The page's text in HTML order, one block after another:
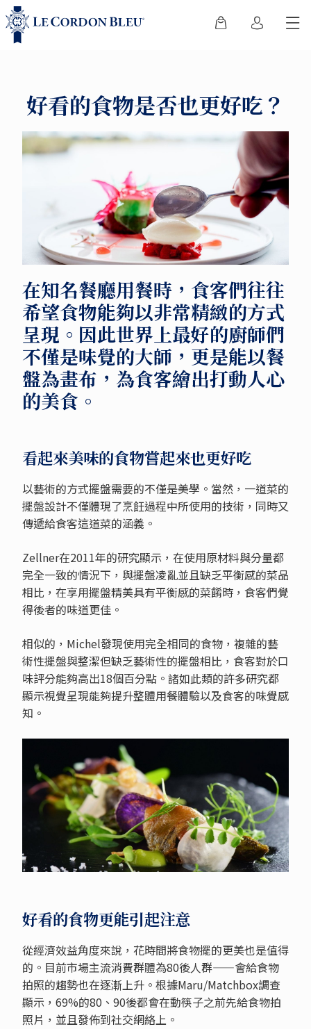
好看的食物是否也更好吃？
在知名餐廳用餐時，食客們往往
希望食物能夠以非常精緻的方式
呈現。因此世界上最好的廚師們
不僅是味覺的大師，更是能以餐
盤為畫布，為食客繪出打動人心
的美食。
看起來美味的食物嘗起來也更好吃
以藝術的方式擺盤需要的不僅是美學。當然，一道菜的
擺盤設計不僅體現了烹飪過程中所使用的技術，同時又
傳遞給食客這道菜的涵義。
Zellner在2011年的研究顯示，在使用原材料與分量都
完全一致的情況下，與擺盤凌亂並且缺乏平衡感的菜品
相比，在享用擺盤精美具有平衡感的菜餚時，食客們覺
得後者的味道更佳。
相似的，Michel發現使用完全相同的食物，複雜的藝
術性擺盤與整潔但缺乏藝術性的擺盤相比，食客對於口
味評分能夠高出18個百分點。諸如此類的許多研究都
顯示視覺呈現能夠提升整體用餐體驗以及食客的味覺感
知。
好看的食物更能引起注意
從經濟效益角度來說，花時間將食物擺的更美也是值得
的。目前市場主流消費群體為80後人群——會給食物
拍照的趨勢也在逐漸上升。根據Maru/Matchbox調查
顯示，69%的80、90後都會在動筷子之前先給食物拍
照片，並且發佈到社交網絡上。